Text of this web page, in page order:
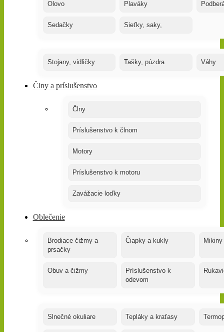
Olovo Plaváky
Sedačky Sieťky, saky,
Stojany, vidličky Tašky, púzdra Váhy
Člny a príslušenstvo
Člny
Príslušenstvo k člnom
Motory
Príslušenstvo k motoru
Zavážacie loďky
Oblečenie
Brodiace čižmy a
prsačky
Čiapky a kukly Mikiny
Obuv a čižmy
Príslušenstvo k
odevom
Slnečné okuliare Tepláky a kraťasy